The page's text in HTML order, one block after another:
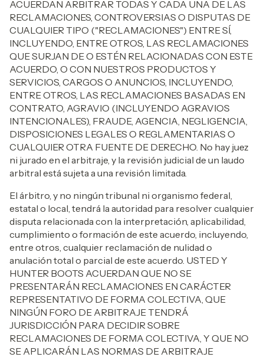
ACUERDAN ARBITRAR TODAS Y CADA UNA DE LAS
RECLAMACIONES, CONTROVERSIAS O DISPUTAS DE
CUALQUIER TIPO ("RECLAMACIONES") ENTRE SÍ,
INCLUYENDO, ENTRE OTROS, LAS RECLAMACIONES
QUE SURJAN DE O ESTÉN RELACIONADAS CON ESTE
ACUERDO, O CON NUESTROS PRODUCTOS Y
SERVICIOS, CARGOS O ANUNCIOS, INCLUYENDO,
ENTRE OTROS, LAS RECLAMACIONES BASADAS EN
CONTRATO, AGRAVIO (INCLUYENDO AGRAVIOS
INTENCIONALES), FRAUDE, AGENCIA, NEGLIGENCIA,
DISPOSICIONES LEGALES O REGLAMENTARIAS O
CUALQUIER OTRA FUENTE DE DERECHO. No hay juez
ni jurado en el arbitraje, y la revisión judicial de un laudo
arbitral está sujeta a una revisión limitada.
El árbitro, y no ningún tribunal ni organismo federal,
estatal o local, tendrá la autoridad para resolver cualquier
disputa relacionada con la interpretación, aplicabilidad,
cumplimiento o formación de este acuerdo, incluyendo,
entre otros, cualquier reclamación de nulidad o
anulación total o parcial de este acuerdo. USTED Y
HUNTER BOOTS ACUERDAN QUE NO SE
PRESENTARÁN RECLAMACIONES EN CARÁCTER
REPRESENTATIVO DE FORMA COLECTIVA, QUE
NINGÚN FORO DE ARBITRAJE TENDRÁ
JURISDICCIÓN PARA DECIDIR SOBRE
RECLAMACIONES DE FORMA COLECTIVA, Y QUE NO
SE APLICARÁN LAS NORMAS DE ARBITRAJE